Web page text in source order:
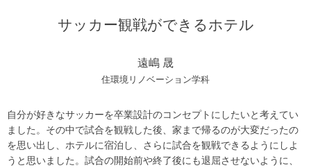
サッカー観戦ができるホテル
遠嶋 晟
住環境リノベーション学科
自分が好きなサッカーを卒業設計のコンセプトにしたいと考えてい
ました。その中で試合を観戦した後、家まで帰るのが大変だったの
を思い出し、ホテルに宿泊し、さらに試合を観戦できるようにしよ
うと思いました。試合の開始前や終了後にも退屈させないように、